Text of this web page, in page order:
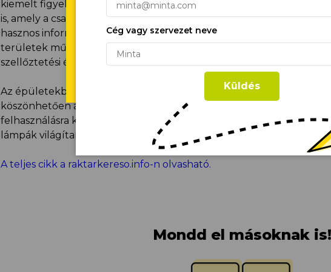
kiemelt figyelmet fordít. Ezt támogatja többek között a vállalat
is, amely a csarnokok intelligens épületautomatikai és felügyeleti
hasznos információkat a bérlőknek. Az alkalmazáson keresztül
területek műszaki adatai, felügyelhető a közüzemi fogyasztás,
szellőztetési és világítási beállítások.
Az épületekben található irodák nulla primer energiafogyasztás
köszönhetően a tetőre telepítendő napelemeknek. Még a
felhasználásra kerül az épület körüli zöldterület öntözésére. A
lámpák világítanak, a raktárak parkolójában pedig
A teljes cikk a raktarkereso.info-n olvasható.
Mondd el másoknak is!
a webhely navigációt, elemezhessük a webhely
segíts marketinges erőfeszítéseinkben.
Cég vagy szervezet neve
Küldés